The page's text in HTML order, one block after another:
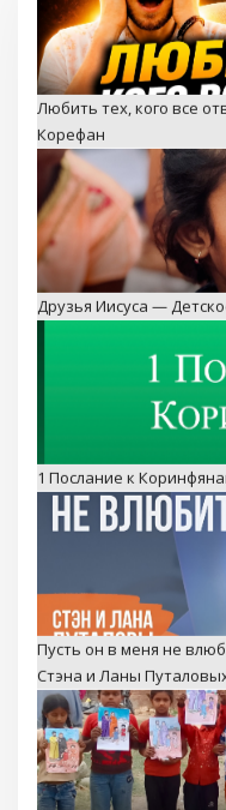
Любить тех, кого все
Корефан
Друзья Иисуса —
1 Послание к
Пусть он в меня не
Стэна и Ланы